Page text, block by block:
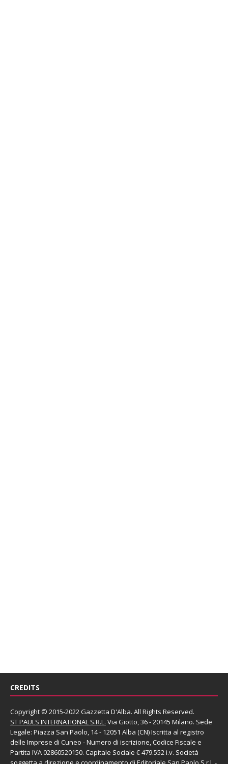
CREDITS
Copyright © 2015-2022 Gazzetta D'Alba. All Rights Reserved.
ST PAULS INTERNATIONAL S.R.L. Via Giotto, 36 - 20145 Milano. Sede
Legale: Piazza San Paolo, 14 - 12051 Alba (CN) Iscritta al registro
delle Imprese di Cuneo - Numero di iscrizione, Codice Fiscale e
Partita IVA 02860520150. Capitale Sociale € 479.552 i.v. Società